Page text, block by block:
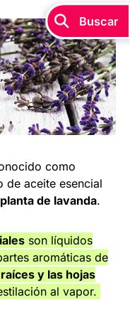
como
de aceite esencial
planta de lavanda.
son líquidos
aromáticas de
y las hojas
al vapor.
Buscar